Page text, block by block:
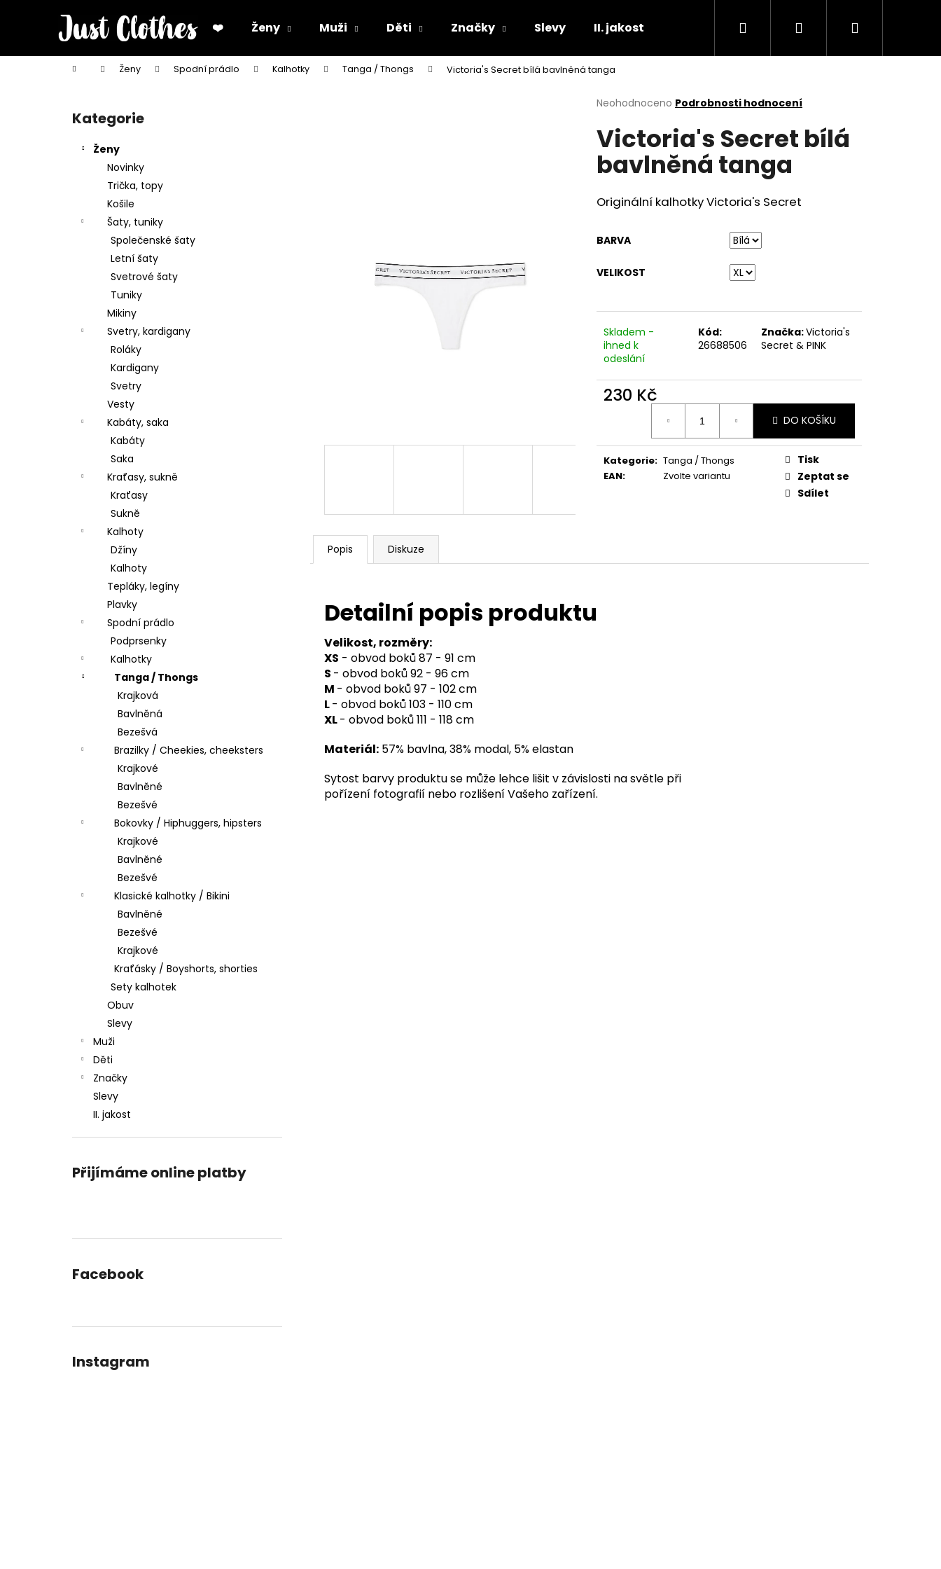
❤️ Ženy Muži Děti Značky Slevy II. jakost Hledat PřihlášeníNákupní
Domů Ženy Spodní prádlo Kalhotky Tanga / Thongs Victoria's Secret bílá bavlněná tanga
Přeskočit
kategorie
Kategorie
Ženy
Novinky
Trička, topy
Košile
Šaty, tuniky
Společenské šaty
Letní šaty
Svetrové šaty
Tuniky
Mikiny
Svetry, kardigany
Roláky
Kardigany
Svetry
Vesty
Kabáty, saka
Kabáty
Saka
Kraťasy, sukně
Kraťasy
Sukně
Kalhoty
Džíny
Kalhoty
Tepláky, legíny
Plavky
Spodní prádlo
Podprsenky
Kalhotky
Tanga / Thongs
Krajková
Bavlněná
Bezešvá
Brazilky / Cheekies, cheeksters
Krajkové
Bavlněné
Bezešvé
Bokovky / Hiphuggers, hipsters
Krajkové
Bavlněné
Bezešvé
Klasické kalhotky / Bikini
Bavlněné
Bezešvé
Krajkové
Kraťásky / Boyshorts, shorties
Sety kalhotek
Obuv
Slevy
Muži
Děti
Značky
Slevy
II. jakost
Přijímáme online platby
Facebook
Instagram
Průměrné
produktu
je
0,0
hvězdiček.
Neohodnoceno Podrobnosti hodnocení
Victoria's Secret bílá
bavlněná tanga
Originální kalhotky Victoria's Secret
BARVA
VELIKOST
Skladem -
ihned k
odeslání
Kód:
26688506
Značka:Victoria's
Secret & PINK
230 Kč
DO KOŠÍKU
Kategorie: Tanga / Thongs
EAN: Zvolte variantu
Tisk
Zeptat se
Sdílet
Popis Diskuze
Detailní popis produktu
Velikost, rozměry:
XS - obvod boků 87 - 91 cm
S - obvod boků 92 - 96 cm
M - obvod boků 97 - 102 cm
L- obvod boků 103 - 110 cm
XL- obvod boků 111 - 118 cm
Materiál: 57% bavlna, 38% modal, 5% elastan
Sytost barvy produktu se může lehce lišit v závislosti na světle při
pořízení fotografií nebo rozlišení Vašeho zařízení.
í
Zpět
do
Zpět
do
Co potřebujete najít?